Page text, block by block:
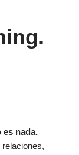
es nada.